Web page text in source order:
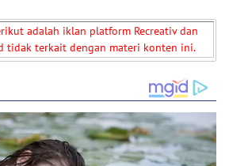
adalah iklan platform Recreativ dan
tidak terkait dengan materi konten ini.